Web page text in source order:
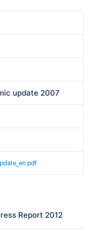
update 2007
Report 2012